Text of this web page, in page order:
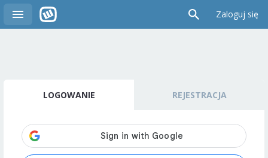
Zaloguj się
LOGOWANIE REJESTRACJA